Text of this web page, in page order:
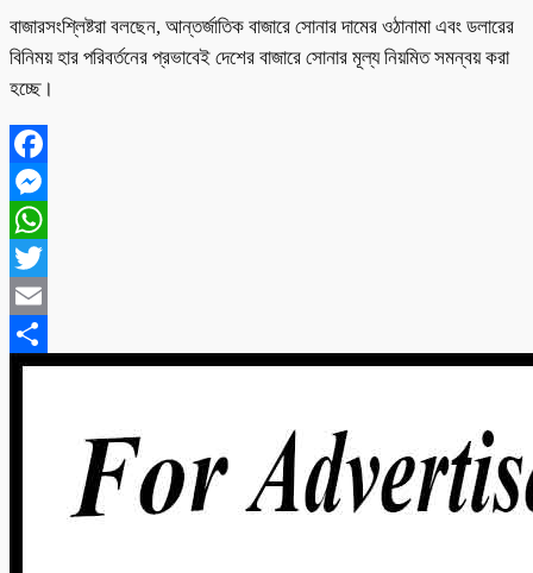
বাজারসংশ্লিষ্টরা বলছেন, আন্তর্জাতিক বাজারে সোনার দামের ওঠানামা এবং ডলারের
বিনিময় হার পরিবর্তনের প্রভাবেই দেশের বাজারে সোনার মূল্য নিয়মিত সমন্বয় করা
হচ্ছে।
Facebook
Messenger
WhatsApp
Twitter
Email
Share